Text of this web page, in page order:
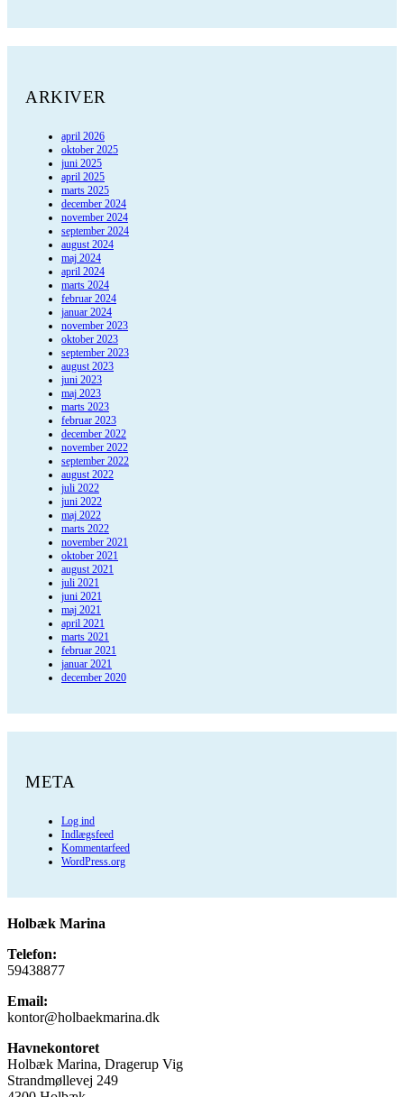
ARKIVER
april 2026
oktober 2025
juni 2025
april 2025
marts 2025
december 2024
november 2024
september 2024
august 2024
maj 2024
april 2024
marts 2024
februar 2024
januar 2024
november 2023
oktober 2023
september 2023
august 2023
juni 2023
maj 2023
marts 2023
februar 2023
december 2022
november 2022
september 2022
august 2022
juli 2022
juni 2022
maj 2022
marts 2022
november 2021
oktober 2021
august 2021
juli 2021
juni 2021
maj 2021
april 2021
marts 2021
februar 2021
januar 2021
december 2020
META
Log ind
Indlægsfeed
Kommentarfeed
WordPress.org
Holbæk Marina
Telefon:
59438877
Email:
kontor@holbaekmarina.dk
Havnekontoret
Holbæk Marina, Dragerup Vig
Strandmøllevej 249